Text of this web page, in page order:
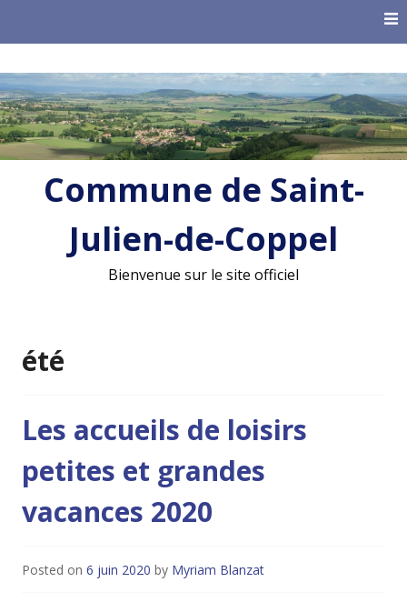
Commune de Saint-
Julien-de-Coppel
Bienvenue sur le site officiel
été
Les accueils de loisirs
petites et grandes
vacances 2020
Posted on 6 juin 2020 by Myriam Blanzat